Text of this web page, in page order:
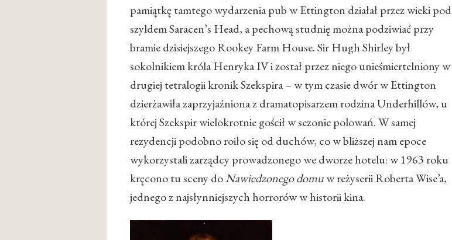
pamiątkę tamtego wydarzenia pub w Ettington działał przez wieki pod
szyldem Saracen’s Head, a pechową studnię można podziwiać przy
bramie dzisiejszego Rookey Farm House. Sir Hugh Shirley był
sokolnikiem króla Henryka IV i został przez niego unieśmiertelniony w
drugiej tetralogii kronik Szekspira – w tym czasie dwór w Ettington
dzierżawiła zaprzyjaźniona z dramatopisarzem rodzina Underhillów, u
której Szekspir wielokrotnie gościł w sezonie polowań. W samej
rezydencji podobno roiło się od duchów, co w bliższej nam epoce
wykorzystali zarządcy prowadzonego we dworze hotelu: w 1963 roku
kręcono tu sceny doNawiedzonego domuw reżyserii Roberta Wise’a,
jednego z najsłynniejszych horrorów w historii kina.